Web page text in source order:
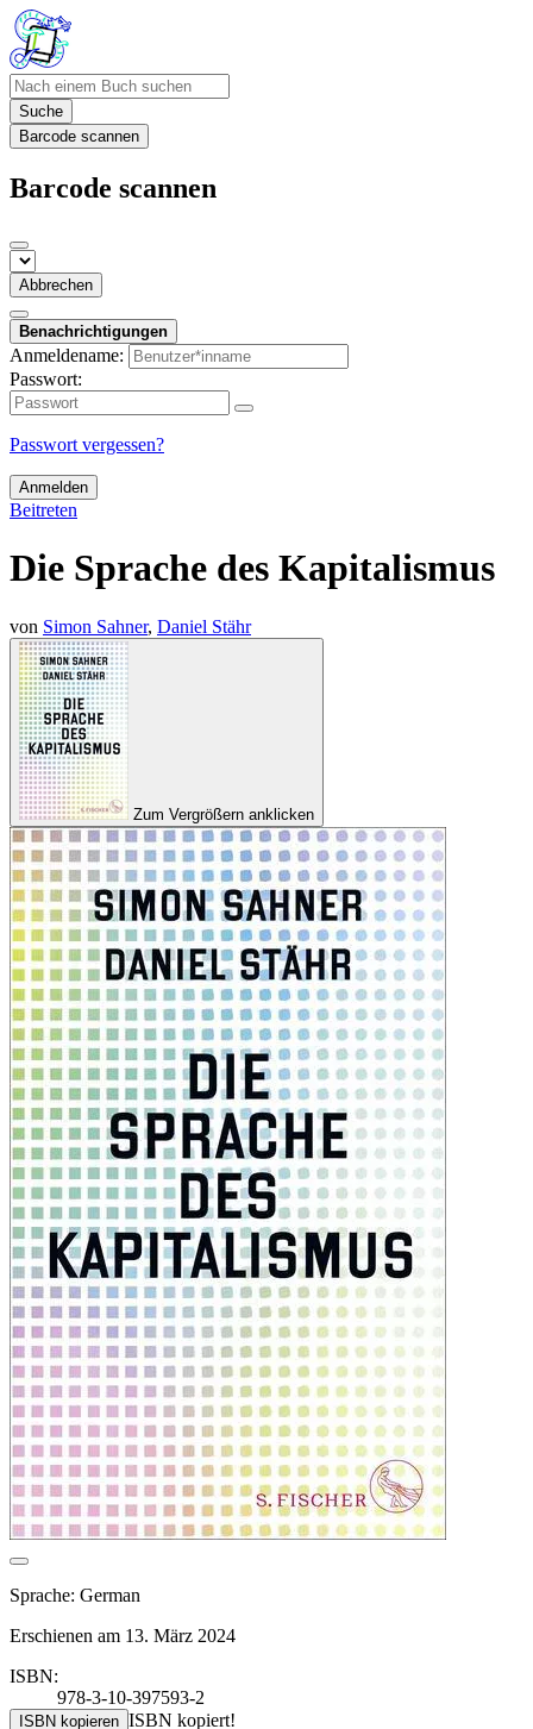
Suche
Barcode scannen
Barcode scannen
Abbrechen
Benachrichtigungen
Anmeldename:
Passwort:
Passwort vergessen?
Anmelden
Beitreten
Die Sprache des Kapitalismus
von Simon Sahner, Daniel Stähr
Zum Vergrößern anklicken
Sprache: German
Erschienen am 13. März 2024
ISBN:
978-3-10-397593-2
ISBN kopieren ISBN kopiert!